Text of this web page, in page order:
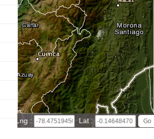
50 km
30 mi
Lng : Lat :